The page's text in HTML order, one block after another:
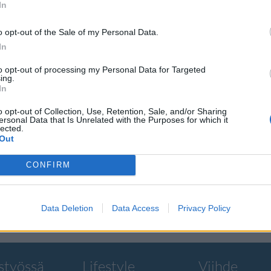
opt-out of the Sale of my Personal Data.
opt-out of processing my Personal Data for Targeted
opt-out of Collection, Use, Retention, Sale, and/or Sharing
Data that Is Unrelated with the Purposes for which it
CONFIRM
Data Deletion Data Access Privacy Policy
että se on
Lifestyle Viihde